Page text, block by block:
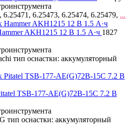
6.25473, 6.25474, 6.25479, ...
AKH1215 12 В 1.5 А·ч 1827
тип оснастки: аккумуляторный
TSB-177-AE(G)72B-15C 7.2 В
тип оснастки: аккумуляторный